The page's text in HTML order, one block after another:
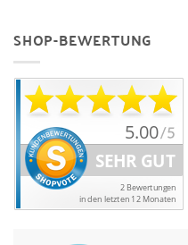
SHOP-BEWERTUNG